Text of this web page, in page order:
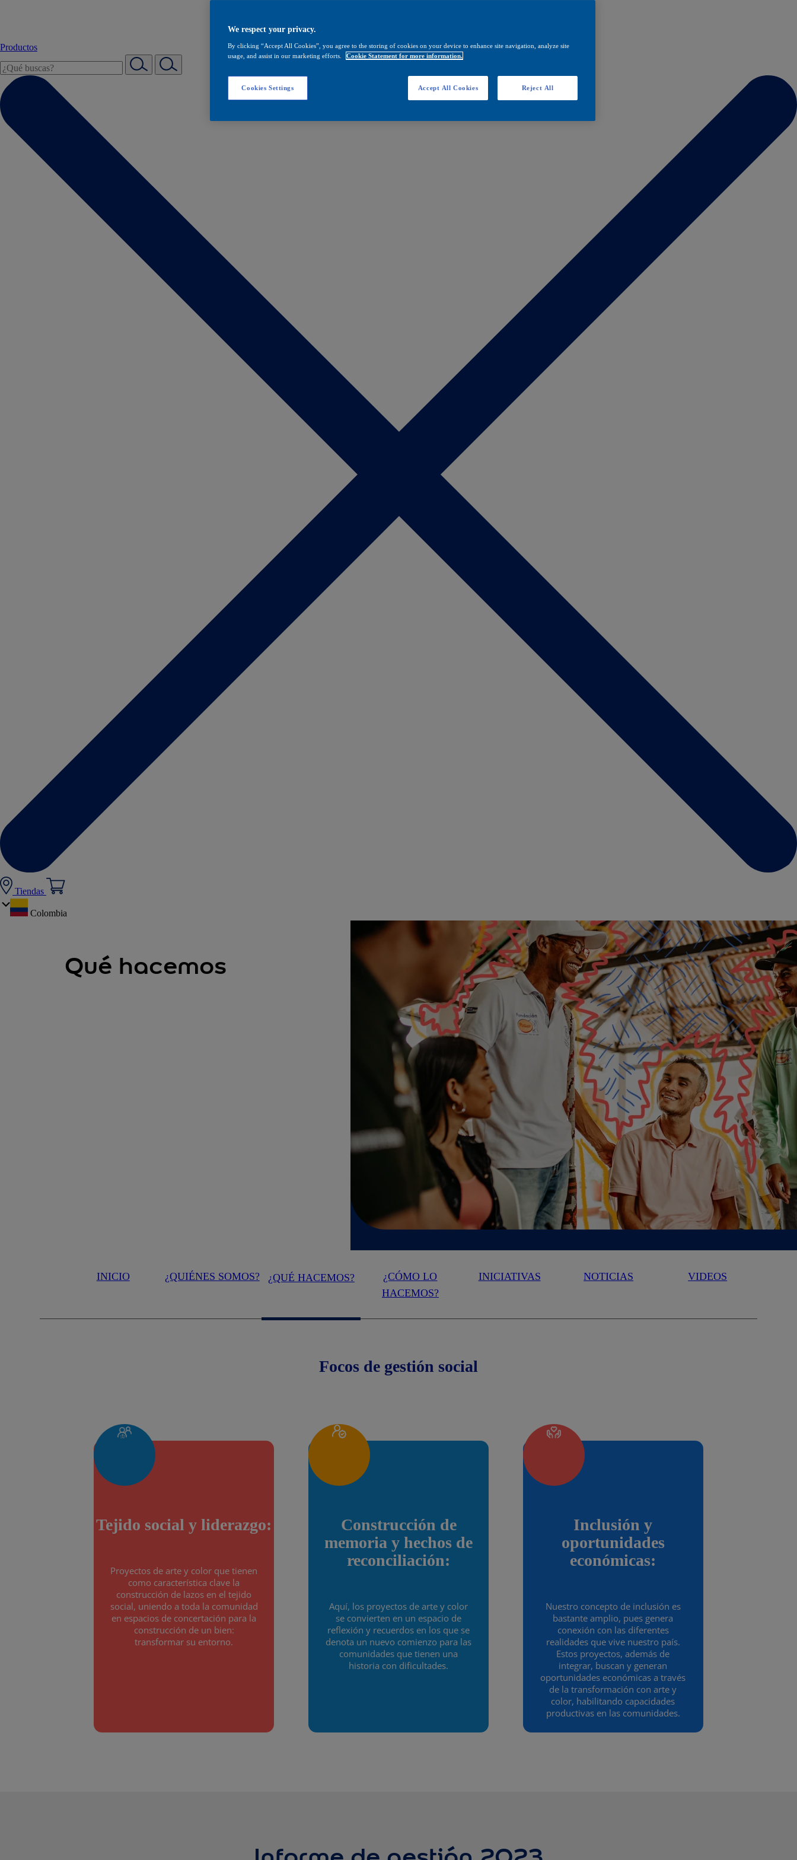
Productos
Tiendas
Colombia
Qué hacemos
INICIO ¿QUIÉNES SOMOS? ¿QUÉ HACEMOS?
¿CÓMO LO
HACEMOS?
INICIATIVAS NOTICIAS VIDEOS
Focos de gestión social
Tejido social y liderazgo:
Proyectos de arte y color que tienen
como característica clave la
construcción de lazos en el tejido
social, uniendo a toda la comunidad
en espacios de concertación para la
construcción de un bien:
transformar su entorno.
Construcción de
memoria y hechos de
reconciliación:
Aquí, los proyectos de arte y color
se convierten en un espacio de
reflexión y recuerdos en los que se
denota un nuevo comienzo para las
comunidades que tienen una
historia con dificultades.
Inclusión y
oportunidades
económicas:
Nuestro concepto de inclusión es
bastante amplio, pues genera
conexión con las diferentes
realidades que vive nuestro país.
Estos proyectos, además de
integrar, buscan y generan
oportunidades económicas a través
de la transformación con arte y
color, habilitando capacidades
productivas en las comunidades.
We respect your privacy.
By clicking “Accept All Cookies”, you agree to the storing of cookies on your device to enhance site navigation, analyze site
usage, and assist in our marketing efforts.
Cookie Statement for more information.
Cookies Settings Reject All
Accept All Cookies